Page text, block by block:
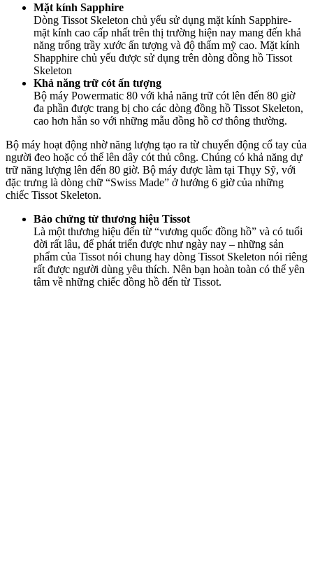
Mặt kính Sapphire
Dòng Tissot Skeleton chủ yếu sử dụng mặt kính Sapphire-
mặt kính cao cấp nhất trên thị trường hiện nay mang đến khả
năng trống trầy xước ấn tượng và độ thẩm mỹ cao. Mặt kính
Shapphire chủ yếu được sử dụng trên dòng đồng hồ Tissot
Skeleton
Khả năng trữ cót ấn tượng
Bộ máy Powermatic 80 với khả năng trữ cót lên đến 80 giờ
đa phần được trang bị cho các dòng đồng hồ Tissot Skeleton,
cao hơn hẳn so với những mẫu đồng hồ cơ thông thường.
Bộ máy hoạt động nhờ năng lượng tạo ra từ chuyển động cổ tay của
người đeo hoặc có thể lên dây cót thủ công. Chúng có khả năng dự
trữ năng lượng lên đến 80 giờ. Bộ máy được làm tại Thụy Sỹ, với
đặc trưng là dòng chữ “Swiss Made” ở hướng 6 giờ của những
chiếc Tissot Skeleton.
Bảo chứng từ thương hiệu Tissot
Là một thương hiệu đến từ “vương quốc đồng hồ” và có tuổi
đời rất lâu, để phát triển được như ngày nay – những sản
phẩm của Tissot nói chung hay dòng Tissot Skeleton nói riêng
rất được người dùng yêu thích. Nên bạn hoàn toàn có thể yên
tâm về những chiếc đồng hồ đến từ Tissot.